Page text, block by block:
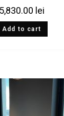
5,830.00 lei
Add to cart